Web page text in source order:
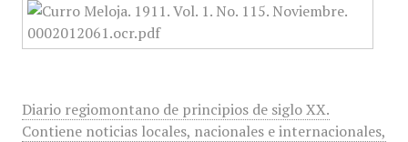
Diario regiomontano de principios de siglo XX.
Contiene noticias locales, nacionales e internacionales,